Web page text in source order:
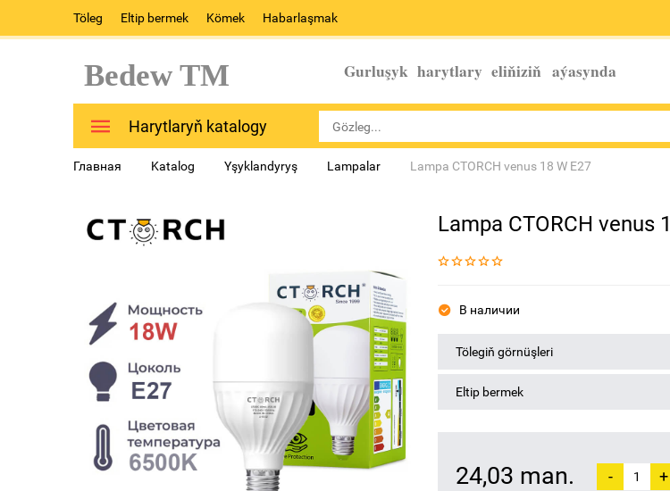
Töleg Eltip bermek Kömek Habarlaşmak
Bedew TM Gurluşyk harytlary eliňiziň aýasynda
Harytlaryň katalogy
Главная Katalog Yşyklandyryş Lampalar Lampa CTORCH venus 18 W E27
Lampa CTORCH venus
В наличии
Tölegiň görnüşleri
Eltip bermek
24,03 man. - +